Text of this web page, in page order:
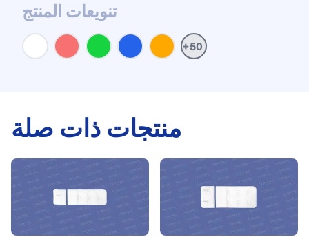
تنويعات المنتج
+50
منتجات ذات صلة